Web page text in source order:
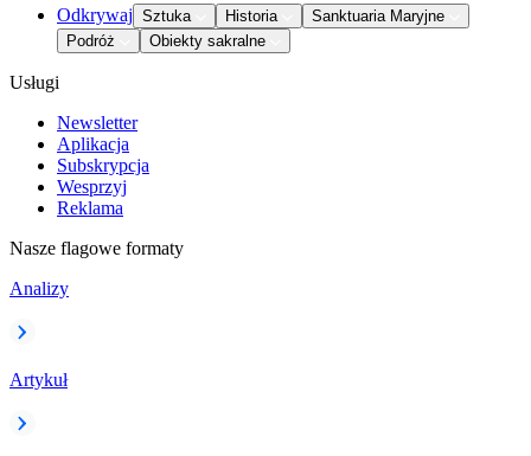
Odkrywaj Sztuka Historia
Sanktuaria Maryjne
Podróż
Obiekty sakralne
Usługi
Newsletter
Aplikacja
Subskrypcja
Wesprzyj
Reklama
Nasze flagowe formaty
Analizy
Artykuł